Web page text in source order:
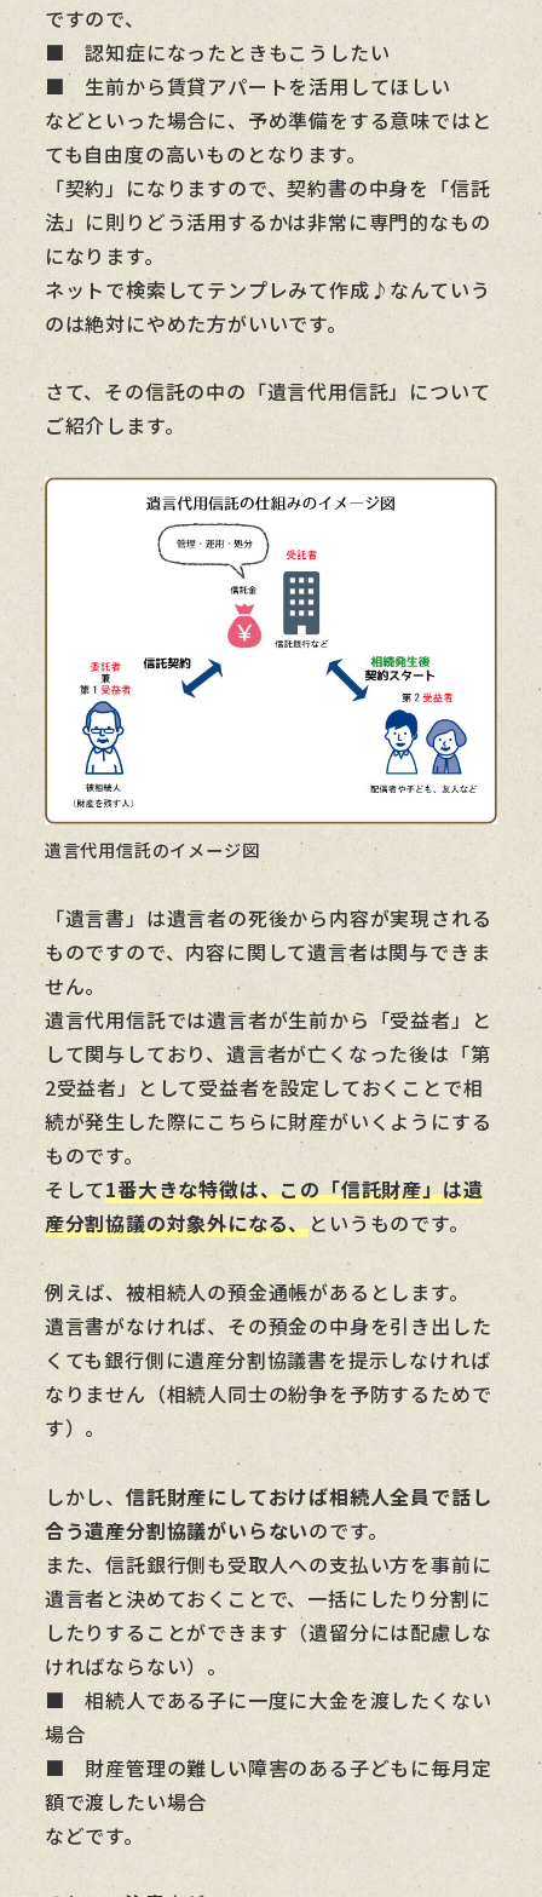
ですので、
■ 認知症になったときもこうしたい
■ 生前から賃貸アパートを活用してほしい
などといった場合に、予め準備をする意味ではと
ても自由度の高いものとなります。
「契約」になりますので、契約書の中身を「信託
法」に則りどう活用するかは非常に専門的なもの
になります。
ネットで検索してテンプレみて作成♪なんていう
のは絶対にやめた方がいいです。
さて、その信託の中の「遺言代用信託」について
ご紹介します。
遺言代用信託のイメージ図
「遺言書」は遺言者の死後から内容が実現される
ものですので、内容に関して遺言者は関与できま
せん。
遺言代用信託では遺言者が生前から「受益者」と
して関与しており、遺言者が亡くなった後は「第
2受益者」として受益者を設定しておくことで相
続が発生した際にこちらに財産がいくようにする
ものです。
そして1番大きな特徴は、この「信託財産」は遺
産分割協議の対象外になる、というものです。
例えば、被相続人の預金通帳があるとします。
遺言書がなければ、その預金の中身を引き出した
くても銀行側に遺産分割協議書を提示しなければ
なりません（相続人同士の紛争を予防するためで
す）。
しかし、 信託財産にしておけば相続人全員で話し
合う遺産分割協議がいらないのです。
また、信託銀行側も受取人への支払い方を事前に
遺言者と決めておくことで、一括にしたり分割に
したりすることができます（遺留分には配慮しな
ければならない）。
■ 相続人である子に一度に大金を渡したくない
場合
■ 財産管理の難しい障害のある子どもに毎月定
額で渡したい場合
などです。